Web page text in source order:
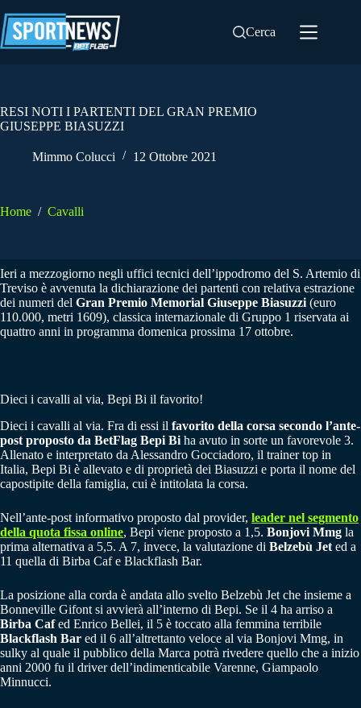
al
contenuto
Cerca
RESI NOTI I PARTENTI DEL GRAN PREMIO
GIUSEPPE BIASUZZI
Mimmo Colucci 12 Ottobre 2021
Home / Cavalli
Ieri a mezzogiorno negli uffici tecnici dell’ippodromo del S. Artemio di
Treviso è avvenuta la dichiarazione dei partenti con relativa estrazione
dei numeri del Gran Premio Memorial Giuseppe Biasuzzi (euro
110.000, metri 1609), classica internazionale di Gruppo 1 riservata ai
quattro anni in programma domenica prossima 17 ottobre.
Dieci i cavalli al via, Bepi Bi il favorito!
Dieci i cavalli al via. Fra di essi il favorito della corsa secondo l’ante-
post proposto da BetFlag Bepi Bi ha avuto in sorte un favorevole 3.
Allenato e interpretato da Alessandro Gocciadoro, il trainer top in
Italia, Bepi Bi è allevato e di proprietà dei Biasuzzi e porta il nome del
capostipite della famiglia, cui è intitolata la corsa.
Nell’ante-post informativo proposto dal provider, leader nel segmento
della quota fissa online, Bepi viene proposto a 1,5. Bonjovi Mmg la
prima alternativa a 5,5. A 7, invece, la valutazione di Belzebù Jet ed a
11 quella di Birba Caf e Blackflash Bar.
La posizione alla corda è andata allo svelto Belzebù Jet che insieme a
Bonneville Gifont si avvierà all’interno di Bepi. Se il 4 ha arriso a
Birba Cafed Enrico Bellei, il 5 è toccato alla femmina terribile
Blackflash Bar ed il 6 all’altrettanto veloce al via Bonjovi Mmg, in
sulky al quale il pubblico della Marca potrà rivedere quello che a inizio
anni 2000 fu il driver dell’indimenticabile Varenne, Giampaolo
Minnucci.